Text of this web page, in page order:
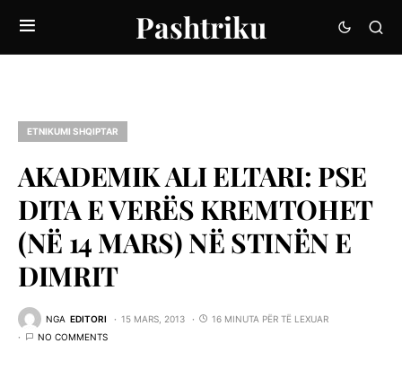
Pashtriku
ETNIKUMI SHQIPTAR
AKADEMIK ALI ELTARI: PSE
DITA E VERËS KREMTOHET
(NË 14 MARS) NË STINËN E
DIMRIT
NGA EDITORI 15 MARS, 2013
16 MINUTA PËR TË LEXUAR
NO COMMENTS